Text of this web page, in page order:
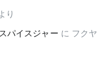
り
パイスジャー に フクヤ